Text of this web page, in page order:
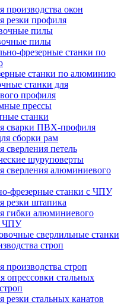
производства окон
резки профиля
пилы
пилы
фрезерные станки по
станки по алюминию
станки для
профиля
прессы
станки
сварки ПВХ-профиля
сборки рам
сверления петель
шуруповерты
сверления алюминиевого
фрезерные станки с ЧПУ
резки штапика
гибки алюминиевого
ЧПУ
сверлильные станки
строп
производства строп
опрессовки стальных
резки стальных канатов